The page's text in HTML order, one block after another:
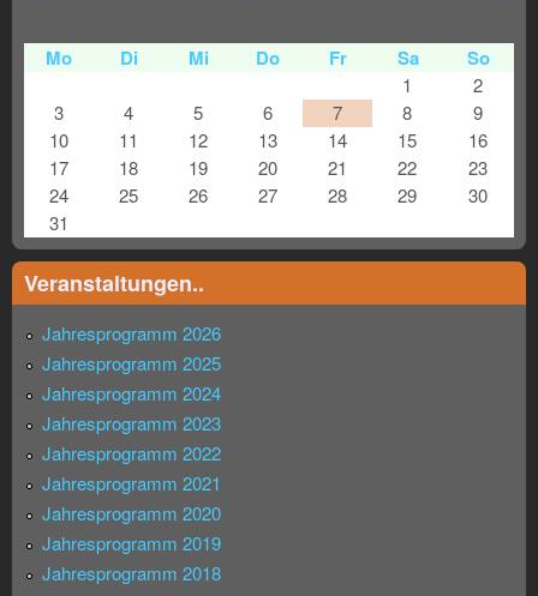
Mo Di Mi Do Fr Sa So
1
2
3
4 5 6 7 8
9
10
11 12 13 14 15
16
17
18 19 20 21 22
23
24
25 26 27 28 29
30
31
Veranstaltungen..
Jahresprogramm 2026
Jahresprogramm 2025
Jahresprogramm 2024
Jahresprogramm 2023
Jahresprogramm 2022
Jahresprogramm 2021
Jahresprogramm 2020
Jahresprogramm 2019
Jahresprogramm 2018